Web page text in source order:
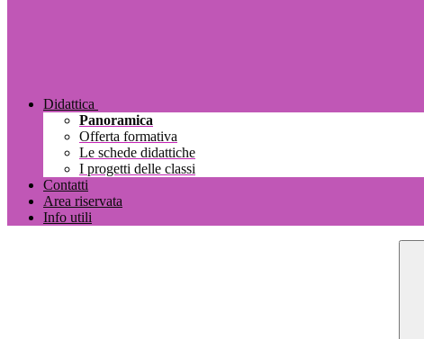
Didattica
Panoramica
Offerta formativa
Le schede didattiche
I progetti delle classi
Contatti
Area riservata
Info utili